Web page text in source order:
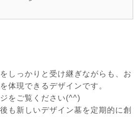
しっかりと受け継ぎながらも、お
体現できるデザインです。
をご覧ください(^^)
も新しいデザイン墓を定期的に創